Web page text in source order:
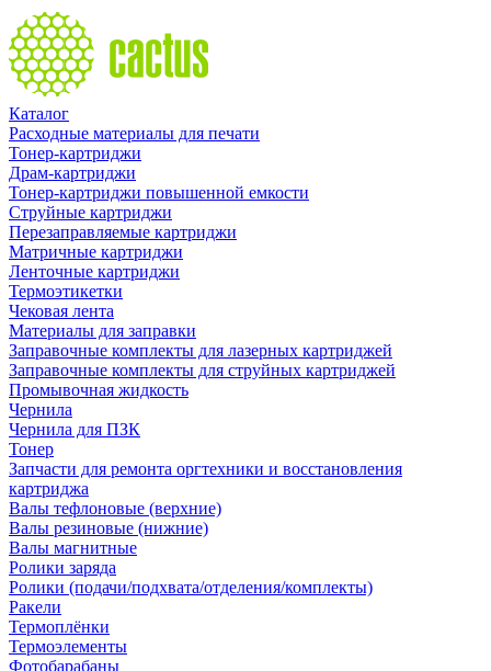
Каталог
Расходные материалы для печати
Тонер-картриджи
Драм-картриджи
Тонер-картриджи повышенной емкости
Струйные картриджи
Перезаправляемые картриджи
Матричные картриджи
Ленточные картриджи
Термоэтикетки
Чековая лента
Материалы для заправки
Заправочные комплекты для лазерных картриджей
Заправочные комплекты для струйных картриджей
Промывочная жидкость
Чернила
Чернила для ПЗК
Тонер
Запчасти для ремонта оргтехники и восстановления
картриджа
Валы тефлоновые (верхние)
Валы резиновые (нижние)
Валы магнитные
Ролики заряда
Ролики (подачи/подхвата/отделения/комплекты)
Ракели
Термоплёнки
Термоэлементы
Фотобарабаны